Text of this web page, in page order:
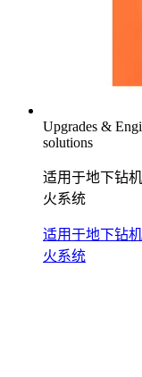
Upgrades &
solutions
适用于地下钻
火系统
适用于地下钻
火系统